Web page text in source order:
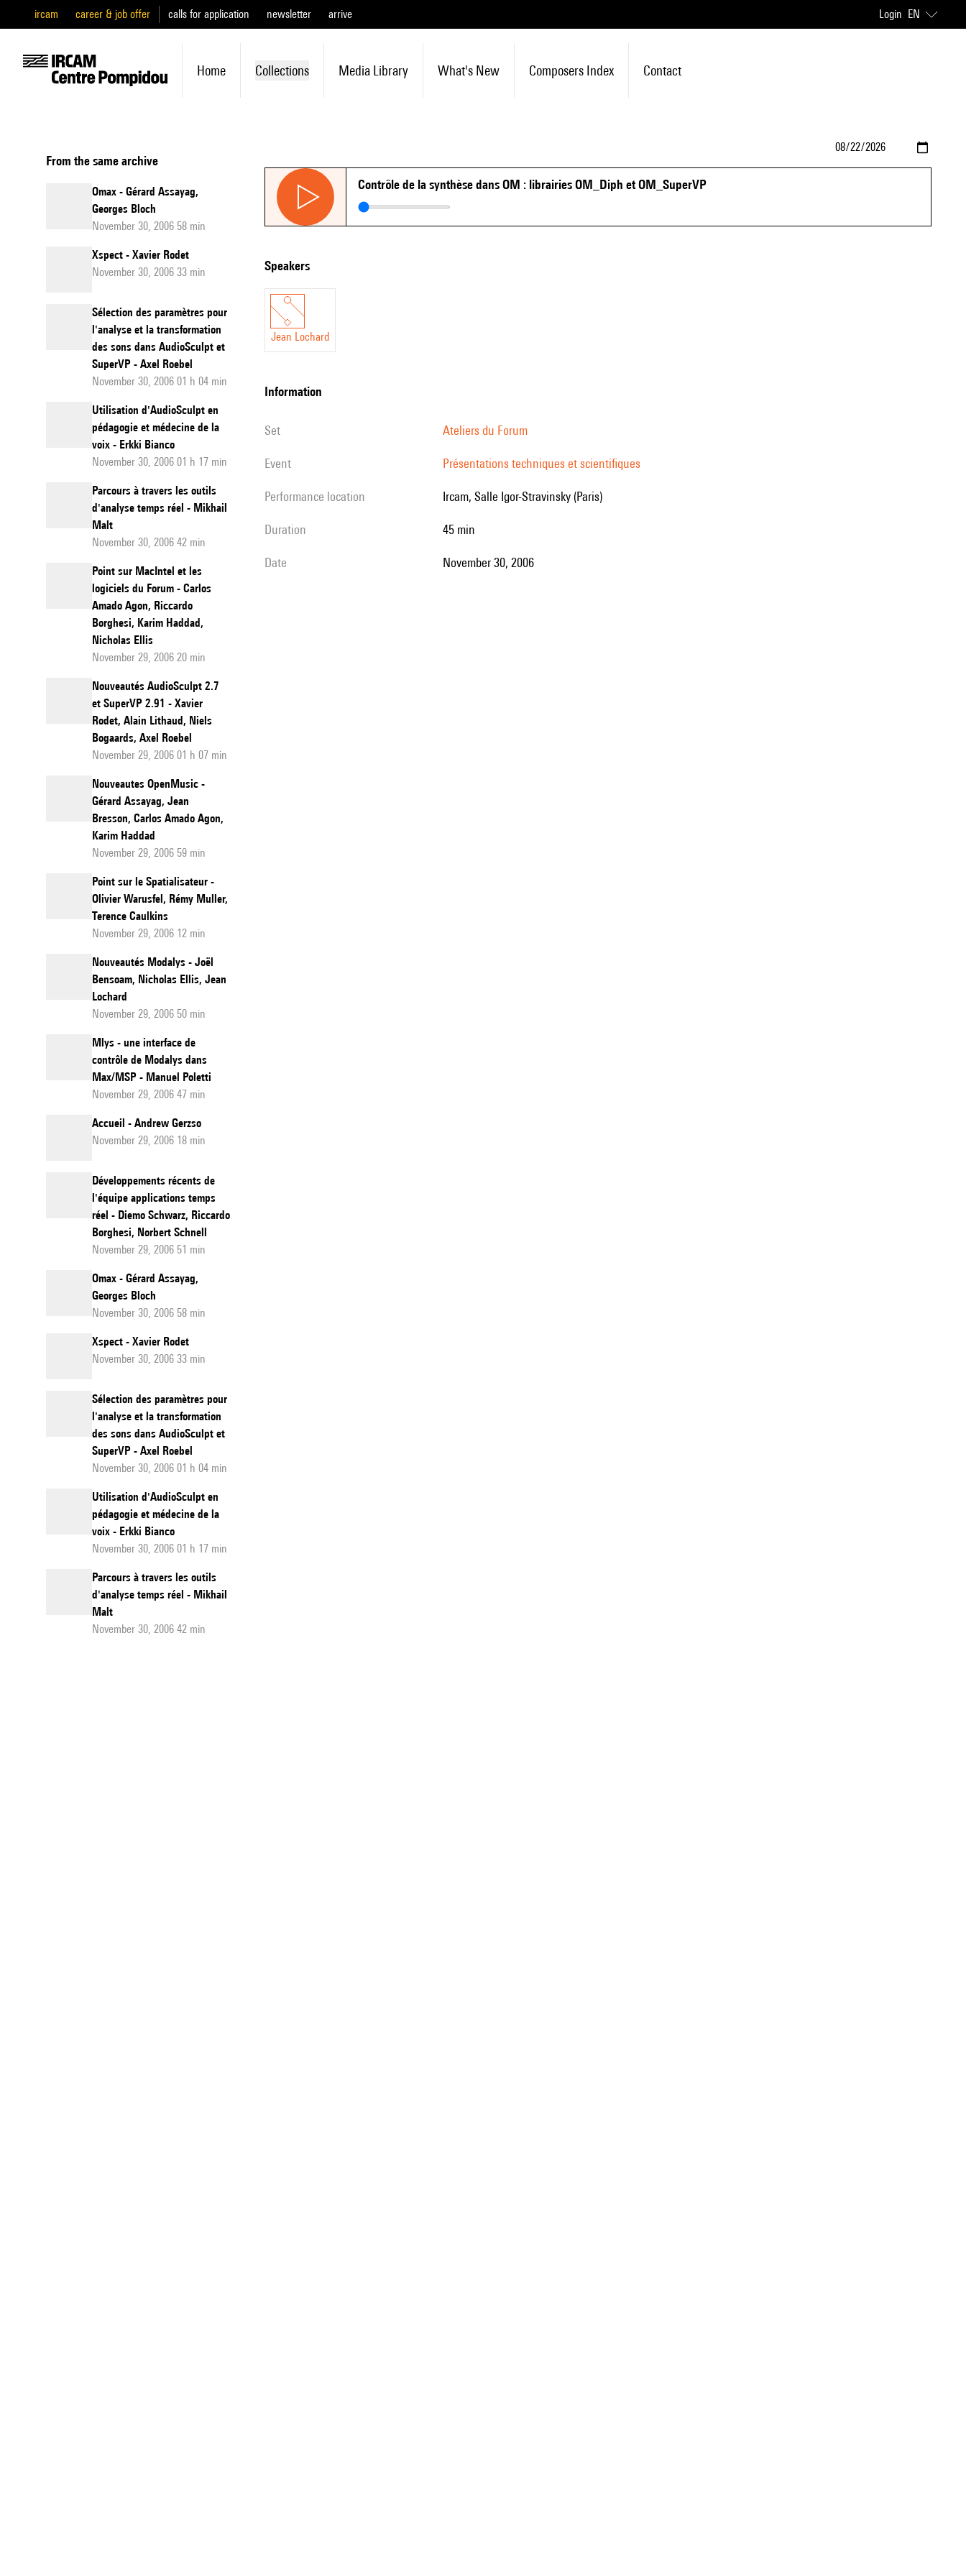
ircam career & job offer calls for application newsletter arrive Login EN
Home Collections Media Library What's New Composers Index Contact
From the same archive
Omax - Gérard Assayag,
Georges Bloch
November 30, 2006 58 min
Xspect - Xavier Rodet
November 30, 2006 33 min
Sélection des paramètres pour
l'analyse et la transformation
des sons dans AudioSculpt et
SuperVP - Axel Roebel
November 30, 2006 01 h 04 min
Utilisation d'AudioSculpt en
pédagogie et médecine de la
voix - Erkki Bianco
November 30, 2006 01 h 17 min
Parcours à travers les outils
d'analyse temps réel - Mikhail
Malt
November 30, 2006 42 min
Point sur MacIntel et les
logiciels du Forum - Carlos
Amado Agon, Riccardo
Borghesi, Karim Haddad,
Nicholas Ellis
November 29, 2006 20 min
Nouveautés AudioSculpt 2.7
et SuperVP 2.91 - Xavier
Rodet, Alain Lithaud, Niels
Bogaards, Axel Roebel
November 29, 2006 01 h 07 min
Nouveautes OpenMusic -
Gérard Assayag, Jean
Bresson, Carlos Amado Agon,
Karim Haddad
November 29, 2006 59 min
Point sur le Spatialisateur -
Olivier Warusfel, Rémy Muller,
Terence Caulkins
November 29, 2006 12 min
Nouveautés Modalys - Joël
Bensoam, Nicholas Ellis, Jean
Lochard
November 29, 2006 50 min
Mlys - une interface de
contrôle de Modalys dans
Max/MSP - Manuel Poletti
November 29, 2006 47 min
Accueil - Andrew Gerzso
November 29, 2006 18 min
Développements récents de
l'équipe applications temps
réel - Diemo Schwarz, Riccardo
Borghesi, Norbert Schnell
November 29, 2006 51 min
Omax - Gérard Assayag,
Georges Bloch
November 30, 2006 58 min
Xspect - Xavier Rodet
November 30, 2006 33 min
Sélection des paramètres pour
l'analyse et la transformation
des sons dans AudioSculpt et
SuperVP - Axel Roebel
November 30, 2006 01 h 04 min
Utilisation d'AudioSculpt en
pédagogie et médecine de la
voix - Erkki Bianco
November 30, 2006 01 h 17 min
Parcours à travers les outils
d'analyse temps réel - Mikhail
Malt
November 30, 2006 42 min
Contrôle de la synthèse dans OM : librairies OM_Diph et OM_SuperVP
speakers
Jean Lochard
information
set Ateliers du Forum
event Présentations techniques et scientifiques
performance location Ircam, Salle Igor-Stravinsky (Paris)
duration 45 min
date November 30, 2006